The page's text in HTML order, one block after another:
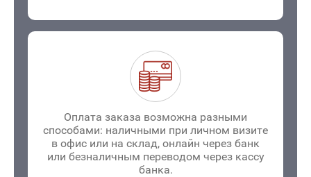
Оплата заказа возможна разными
способами: наличными при личном визите
в офис или на склад, онлайн через банк
или безналичным переводом через кассу
банка.